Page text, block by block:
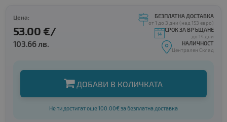
Цена:
53.00 €/
103.66 лв.
БЕЗПЛАТНА ДОСТАВКА
от 1 до 3 дни (над 153 евро)
СРОК ЗА ВРЪЩАНЕ
до 14 дни
НАЛИЧНОСТ
Централен Склад
ДОБАВИ В КОЛИЧКАТА
Не ти достигат още 100.00€ за безплатна доставка